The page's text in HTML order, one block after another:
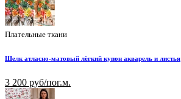
Плательные ткани
Шелк атласно-матовый лёгкий купон акварель и листья
3 200 руб/пог.м.